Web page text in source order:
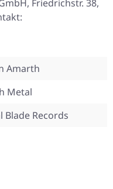
Friedrichstr. 38,
Amarth
Metal
Blade Records